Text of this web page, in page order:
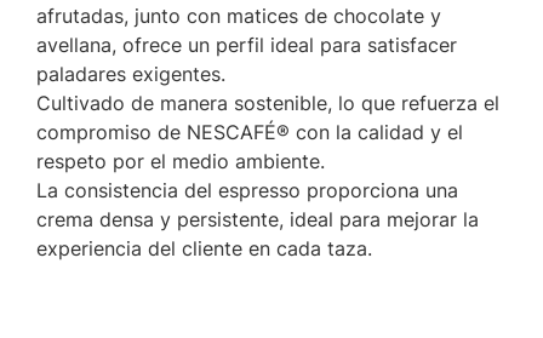
afrutadas, junto con matices de chocolate y
avellana, ofrece un perfil ideal para satisfacer
paladares exigentes.
Cultivado de manera sostenible, lo que refuerza el
compromiso de NESCAFÉ® con la calidad y el
respeto por el medio ambiente.
La consistencia del espresso proporciona una
crema densa y persistente, ideal para mejorar la
experiencia del cliente en cada taza.